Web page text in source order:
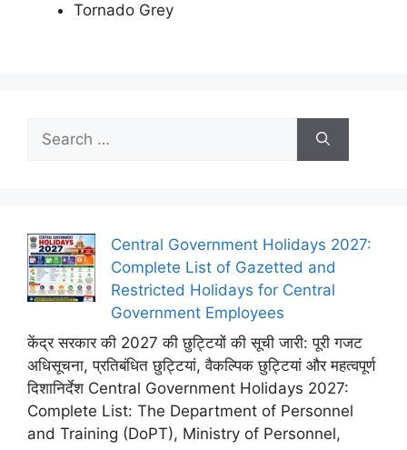
Tornado Grey
for:
Central Government Holidays 2027:
Complete List of Gazetted and
Restricted Holidays for Central
Government Employees
केंद्र सरकार की 2027 की छुट्टियों की सूची जारी: पूरी गजट
अधिसूचना, प्रतिबंधित छुट्टियां, वैकल्पिक छुट्टियां और महत्वपूर्ण
दिशानिर्देश Central Government Holidays 2027:
Complete List: The Department of Personnel
and Training (DoPT), Ministry of Personnel,